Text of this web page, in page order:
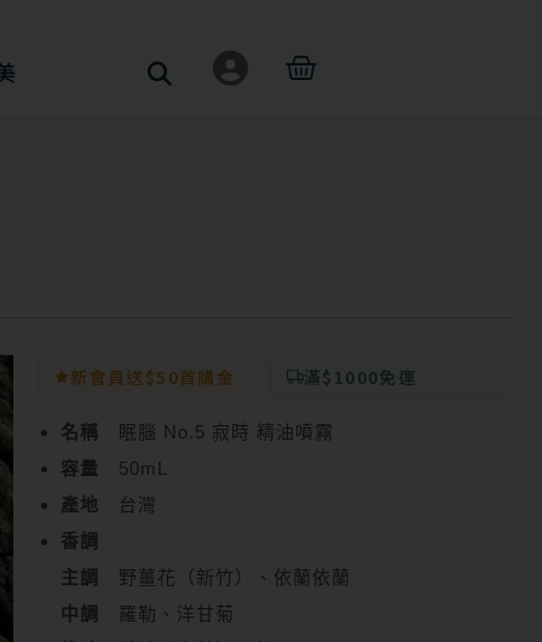
購
新會員送$50首購金 滿$1000免運
名稱 眠腦 No.5 寂時 精油噴霧
容量 50mL
產地 台灣
香調
主調 野薑花（新竹）、依蘭依蘭
中調 羅勒、洋甘菊